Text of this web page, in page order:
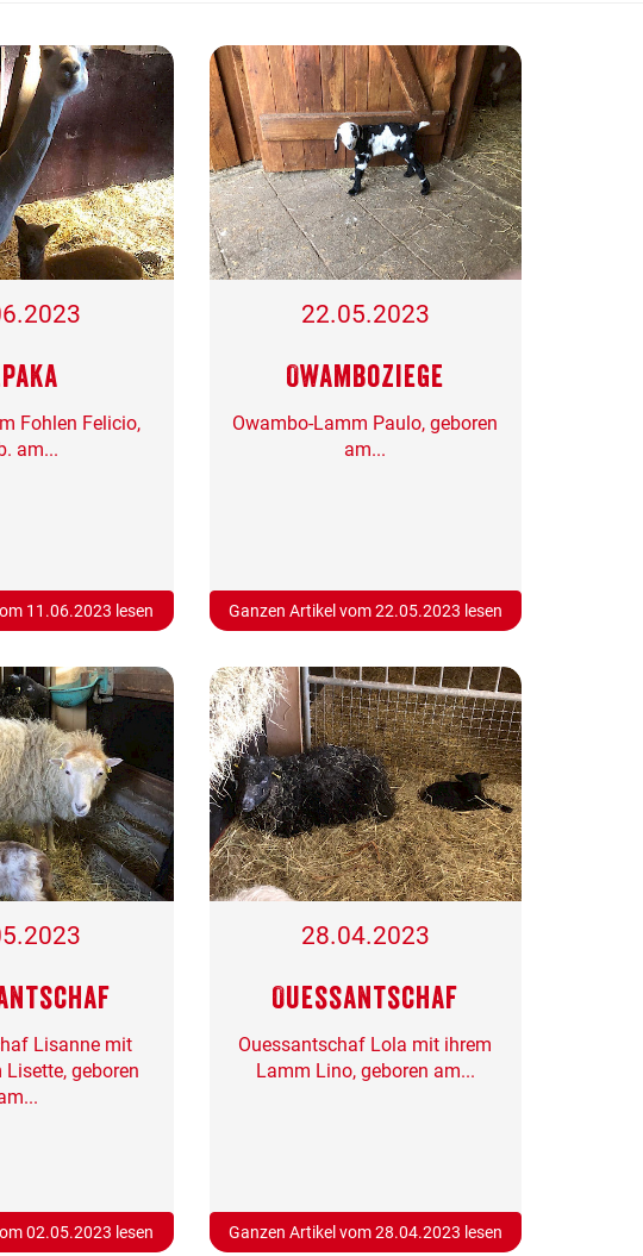
Fohlen Felicio,
am...
11.06.2023 lesen
22.05.2023
Owamboziege
Owambo-Lamm Paulo, geboren
am...
Ganzen Artikel vom 22.05.2023 lesen
Lisanne mit
geboren
02.05.2023 lesen
28.04.2023
Ouessantschaf
Ouessantschaf Lola mit ihrem
Lamm Lino, geboren am...
Ganzen Artikel vom 28.04.2023 lesen